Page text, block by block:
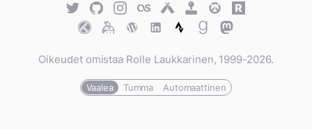
TwitterGitHubTwitterLast.fmUntappd
Retro
Achievements
Overwatch
Rawg.io
TraktKeybaseWordPress
WordPress
StravaGoodreads
Mastodon
Oikeudet omistaa Rolle Laukkarinen, 1999-2026.
Vaalea Tumma Automaattinen